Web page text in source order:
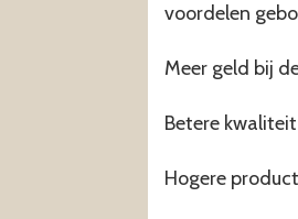
voordelen
Meer geld bij
Betere
Hogere